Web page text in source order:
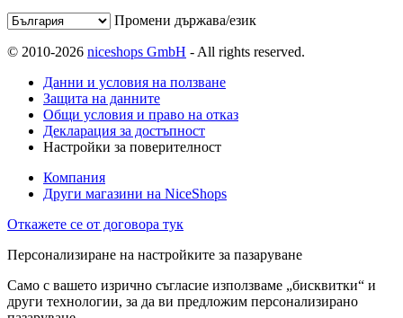
Промени държава/език
© 2010-2026 niceshops GmbH - All rights reserved.
Данни и условия на ползване
Защита на данните
Общи условия и право на отказ
Декларация за достъпност
Настройки за поверителност
Компания
Други магазини на NiceShops
Откажете се от договора тук
Персонализиране на настройките за пазаруване
Само с вашето изрично съгласие използваме „бисквитки“ и
други технологии, за да ви предложим персонализирано